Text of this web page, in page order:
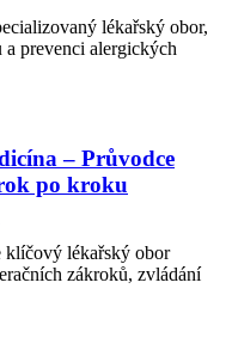
lékařský obor,
a prevenci alergických
– Průvodce
po kroku
klíčový lékařský obor
zákroků, zvládání